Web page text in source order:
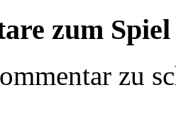
zum Spiel
zu